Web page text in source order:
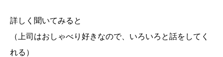
詳しく聞いてみると
（上司はおしゃべり好きなので、いろいろと話をしてく
れる）